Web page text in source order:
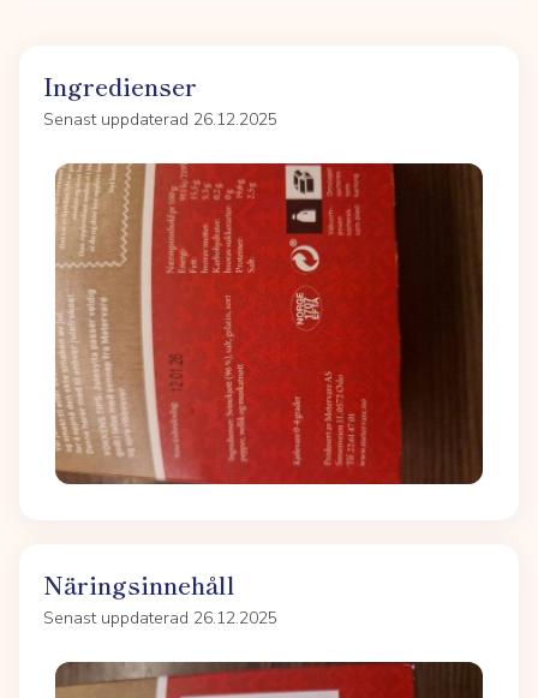
Ingredienser
Senast uppdaterad 26.12.2025
Näringsinnehåll
Senast uppdaterad 26.12.2025